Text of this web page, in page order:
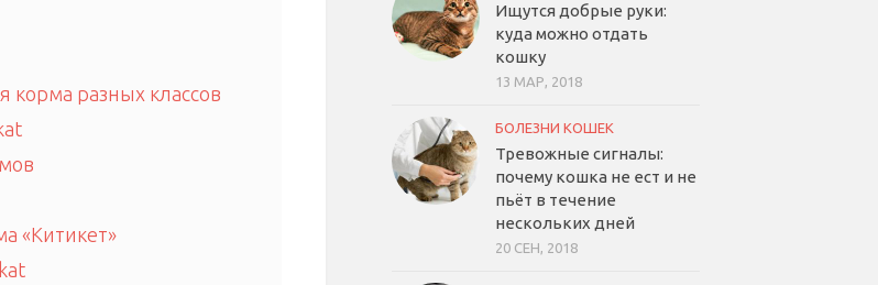
корма разных классов
«Китикет»
Ищутся добрые руки:
куда можно отдать
кошку
13 МАР, 2018
БОЛЕЗНИ КОШЕК
Тревожные сигналы:
почему кошка не ест и не
пьёт в течение
нескольких дней
20 СЕН, 2018